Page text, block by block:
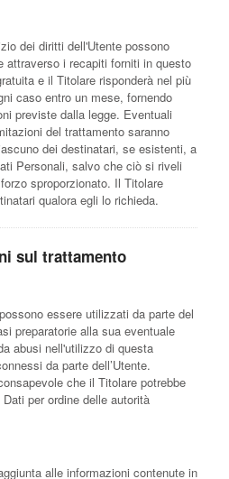
dei diritti dell'Utente possono
attraverso i recapiti forniti in questo
e il Titolare risponderà nel più
caso entro un mese, fornendo
previste dalla legge. Eventuali
del trattamento saranno
dei destinatari, se esistenti, a
Personali, salvo che ciò si riveli
sproporzionato. Il Titolare
qualora egli lo richieda.
sul trattamento
essere utilizzati da parte del
preparatorie alla sua eventuale
abusi nell'utilizzo di questa
da parte dell’Utente.
che il Titolare potrebbe
per ordine delle autorità
alle informazioni contenute in